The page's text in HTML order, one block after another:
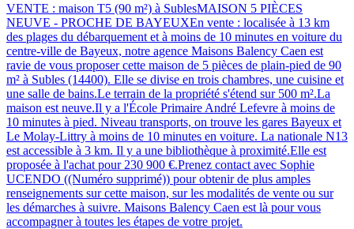
VENTE : maison T5 (90 m²) à SublesMAISON 5 PIÈCES
NEUVE - PROCHE DE BAYEUXEn vente : localisée à 13 km
des plages du débarquement et à moins de 10 minutes en voiture du
centre-ville de Bayeux, notre agence Maisons Balency Caen est
ravie de vous proposer cette maison de 5 pièces de plain-pied de 90
m² à Subles (14400). Elle se divise en trois chambres, une cuisine et
une salle de bains.Le terrain de la propriété s'étend sur 500 m².La
maison est neuve.Il y a l'École Primaire André Lefevre à moins de
10 minutes à pied. Niveau transports, on trouve les gares Bayeux et
Le Molay-Littry à moins de 10 minutes en voiture. La nationale N13
est accessible à 3 km. Il y a une bibliothèque à proximité.Elle est
proposée à l'achat pour 230 900 €.Prenez contact avec Sophie
UCENDO ((Numéro supprimé)) pour obtenir de plus amples
renseignements sur cette maison, sur les modalités de vente ou sur
les démarches à suivre. Maisons Balency Caen est là pour vous
accompagner à toutes les étapes de votre projet.